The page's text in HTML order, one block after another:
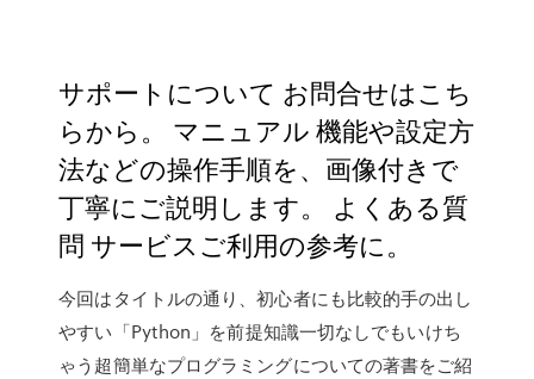
サポートについて お問合せはこち
らから。 マニュアル 機能や設定方
法などの操作手順を、画像付きで
丁寧にご説明します。 よくある質
問 サービスご利用の参考に。
今回はタイトルの通り、初心者にも比較的手の出し
やすい「Python」を前提知識一切なしでもいけち
ゃう超簡単なプログラミングについての著書をご紹